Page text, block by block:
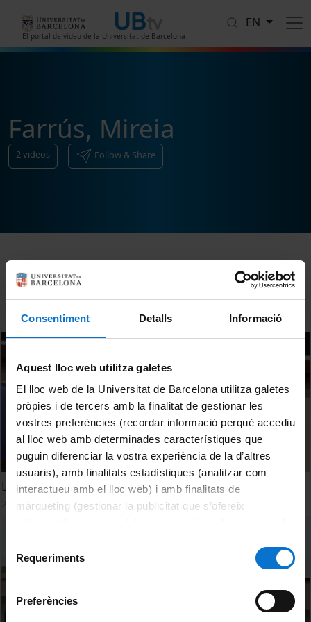
Consentiment Detalls Informació
Aquest lloc web utilitza galetes
El lloc web de la Universitat de Barcelona utilitza galetes
pròpies i de tercers amb la finalitat de gestionar les
vostres preferències (recordar informació perquè accediu
al lloc web amb determinades característiques que
puguin diferenciar la vostra experiència de la d’altres
usuaris), amb finalitats estadístiques (analitzar com
interactueu amb el lloc web) i amb finalitats de
màrqueting (gestionar la publicitat que s’ofereix
consultar laPolítica de galetes del lloc web de la
Requeriments
Preferències
El portal de vídeo de la Universitat de Barcelona
EN
Farrús, Mireia
2videos Follow & Share
Sort
L'ambigüitat en les tecnologies de la parla. Mireia Farrús
27 October, 2023